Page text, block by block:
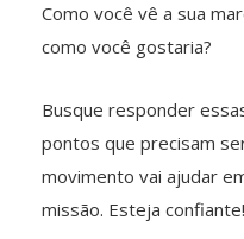
Como você vê a sua
como você gostaria?
Busque responder
pontos que precisam
movimento vai ajudar
missão. Esteja confiante!